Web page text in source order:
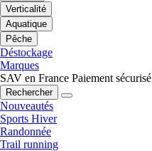
Verticalité
Aquatique
Pêche
Déstockage
Marques
SAV en France Paiement sécurisé
Rechercher
Nouveautés
Sports Hiver
Randonnée
Trail running